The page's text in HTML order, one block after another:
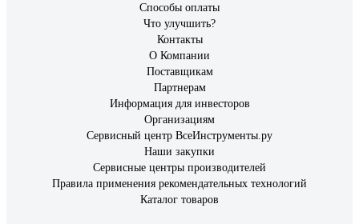
Способы оплаты
Что улучшить?
Контакты
О Компании
Поставщикам
Партнерам
Информация для инвесторов
Организациям
Сервисный центр ВсеИнструменты.ру
Наши закупки
Сервисные центры производителей
Правила применения рекомендательных технологий
Каталог товаров